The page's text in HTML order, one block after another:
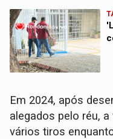
Em 2024, após
alegados pelo réu,
vários tiros